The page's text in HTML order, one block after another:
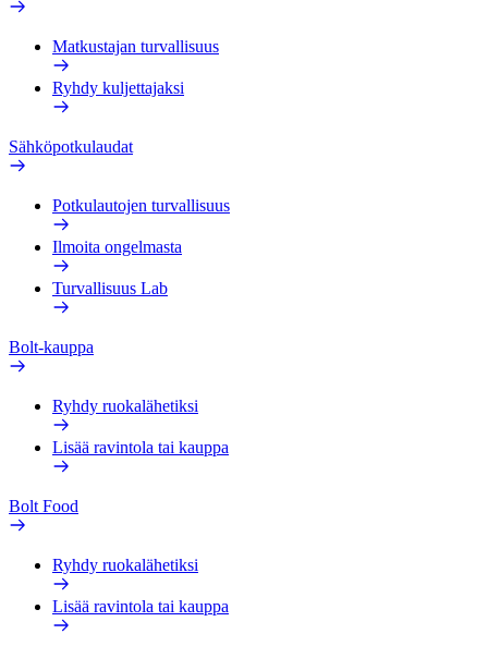
Matkustajan turvallisuus
Ryhdy kuljettajaksi
Sähköpotkulaudat
Potkulautojen turvallisuus
Ilmoita ongelmasta
Turvallisuus Lab
Bolt-kauppa
Ryhdy ruokalähetiksi
Lisää ravintola tai kauppa
Bolt Food
Ryhdy ruokalähetiksi
Lisää ravintola tai kauppa